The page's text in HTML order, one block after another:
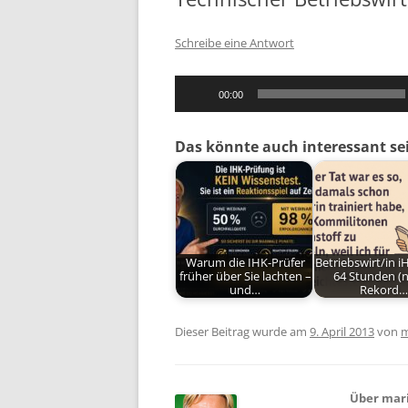
Schreibe eine Antwort
00:00
Das könnte auch interessant
Warum die IHK-Prüfer
früher über Sie lachten –
und…
Betriebswirt/in
64 Stunden
Rekord…
Dieser Beitrag wurde am 9. April 2013von
Über